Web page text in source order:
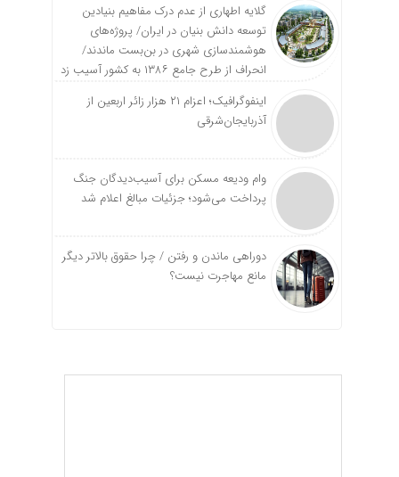
گلایه اطهاری از عدم درک مفاهیم بنیادین
توسعه دانش بنیان در ایران/ پروژه‌های
هوشمندسازی شهری در بن‌بست ماندند/
انحراف از طرح جامع ۱۳۸۶ به کشور آسیب زد
اینفوگرافیک؛ اعزام ۲۱ هزار زائر اربعین از
آذربایجان‌شرقی
وام ودیعه مسکن برای آسیب‌دیدگان جنگ
پرداخت می‌شود؛ جزئیات مبالغ اعلام شد
دوراهی ماندن و رفتن / چرا حقوق بالاتر دیگر
مانع مهاجرت نیست؟